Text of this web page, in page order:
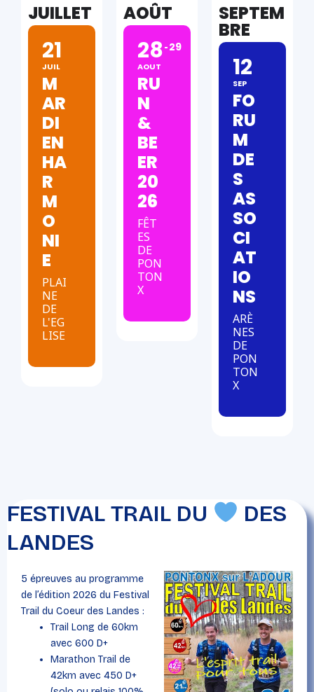
JUILLET
21
JUIL
M
AR
DI
EN
HA
R
M
O
NI
E
PLAI
NE
DE
L'EG
LISE
AOÛT
28
AOUT
29
RU
N
&
BE
ER
20
26
FÊT
ES
DE
PON
TON
X
SEPTEM
BRE
12
SEP
FO
RU
M
DE
S
AS
SO
CI
AT
IO
NS
ARÈ
NES
DE
PON
TON
X
FESTIVAL TRAIL DU
DES
LANDES
5 épreuves au programme
de l’édition 2026 du Festival
Trail du Coeur des Landes :
Trail Long de 60km
avec 600 D+
Marathon Trail de
42km avec 450 D+